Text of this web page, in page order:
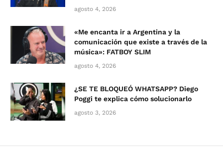
agosto 4, 2026
«Me encanta ir a Argentina y la
comunicación que existe a través de la
música»: FATBOY SLIM
agosto 4, 2026
¿SE TE BLOQUEÓ WHATSAPP? Diego
Poggi te explica cómo solucionarlo
agosto 3, 2026